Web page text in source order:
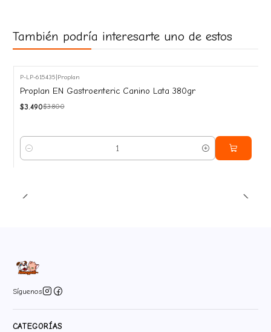
También podría interesarte uno de estos
-8%
OFF
P-LP-615435 Proplan
Proplan EN Gastroenteric Canino Lata 380gr
$3.490$3.800
Cantidad
Síguenos
CATEGORÍAS